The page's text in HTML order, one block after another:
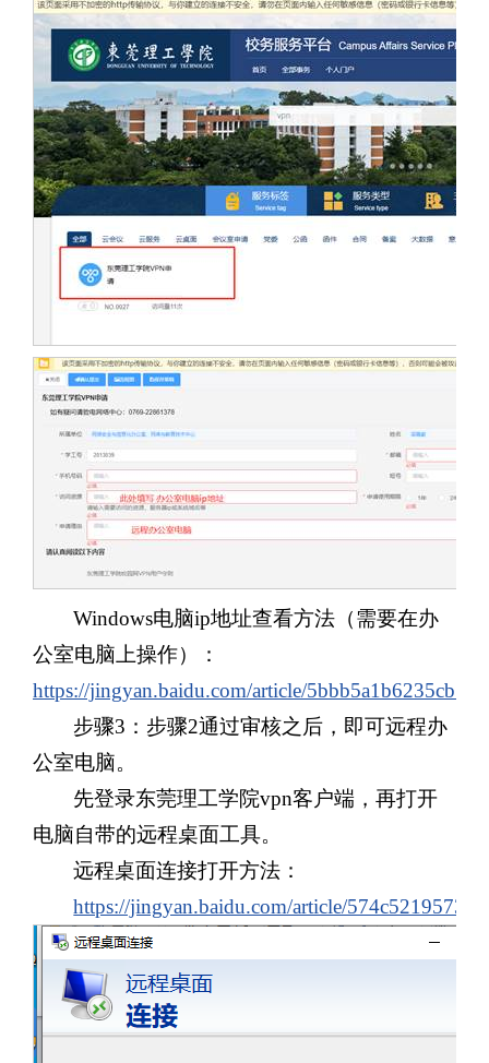
Windows电脑ip地址查看方法（需要在办
公室电脑上操作）：
https://jingyan.baidu.com/article/
步骤3 ： 步骤2通过审核之后，即可远程办
公室电脑。
先登录东莞理工学院vpn客户端，再打开
电脑自带的远程桌面工具。
远程桌面连接打开方法：
https://jingyan.baidu.com/article/